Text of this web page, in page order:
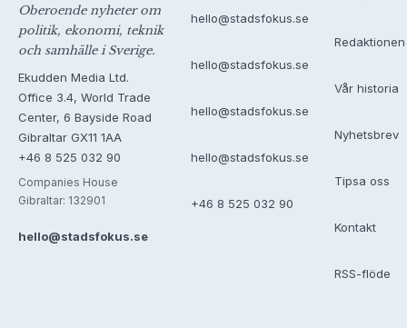
Oberoende nyheter om
politik, ekonomi, teknik
och samhälle i Sverige.
Ekudden Media Ltd.
Office 3.4, World Trade
Center, 6 Bayside Road
Gibraltar GX11 1AA
+46 8 525 032 90
Companies House
Gibraltar: 132901
hello@stadsfokus.se
hello@stadsfokus.se
hello@stadsfokus.se
hello@stadsfokus.se
hello@stadsfokus.se
+46 8 525 032 90
Redaktionen
Vår historia
Nyhetsbrev
Tipsa oss
Kontakt
RSS-flöde